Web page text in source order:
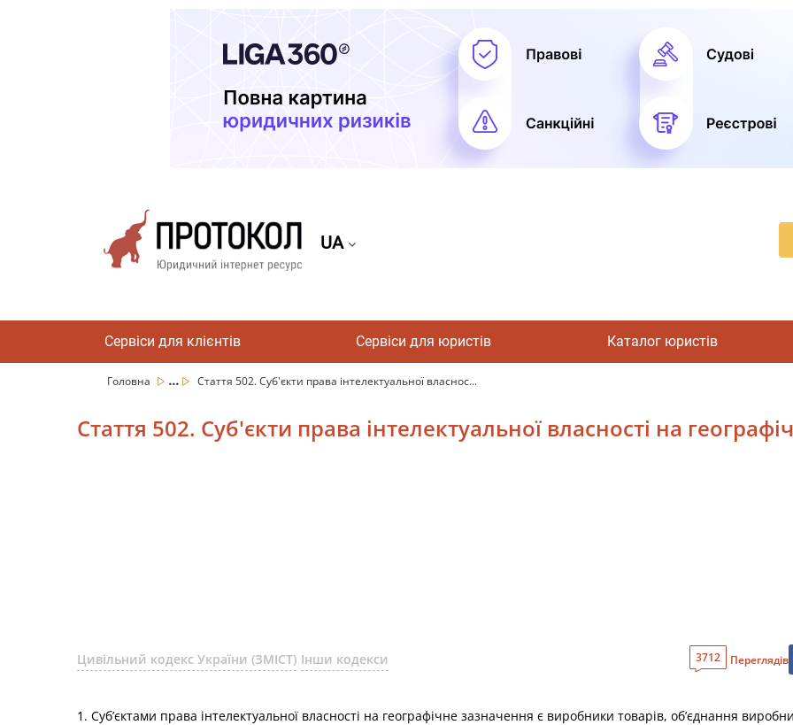
UA
Сервіси для клієнтів Сервіси для юристів Каталог юристів
Головна ... Стаття 502. Суб'єкти права інтелектуальної власнос...
Стаття 502. Суб'єкти права інтелектуальної власності на
Цивільний кодекс України (ЗМІСТ) Інши кодекси 3712 Переглядів
1. Суб’єктами права інтелектуальної власності на географічне зазначення є виробники товарів, об’єднання